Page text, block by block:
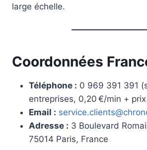
large échelle.
Coordonnées
Téléphone : 0 969 391 391
entreprises, 0,20 €/min +
Email :
Adresse : 3 Boulevard
75014 Paris, France